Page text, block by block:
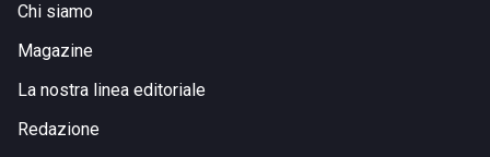
Chi siamo
Magazine
La nostra linea editoriale
Redazione